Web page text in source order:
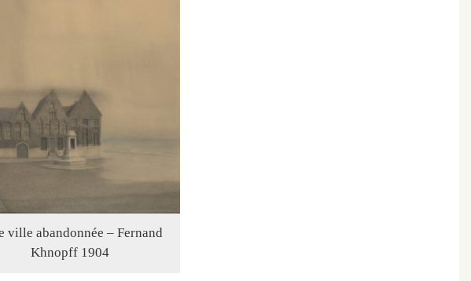
ville abandonnée – Fernand
Khnopff 1904